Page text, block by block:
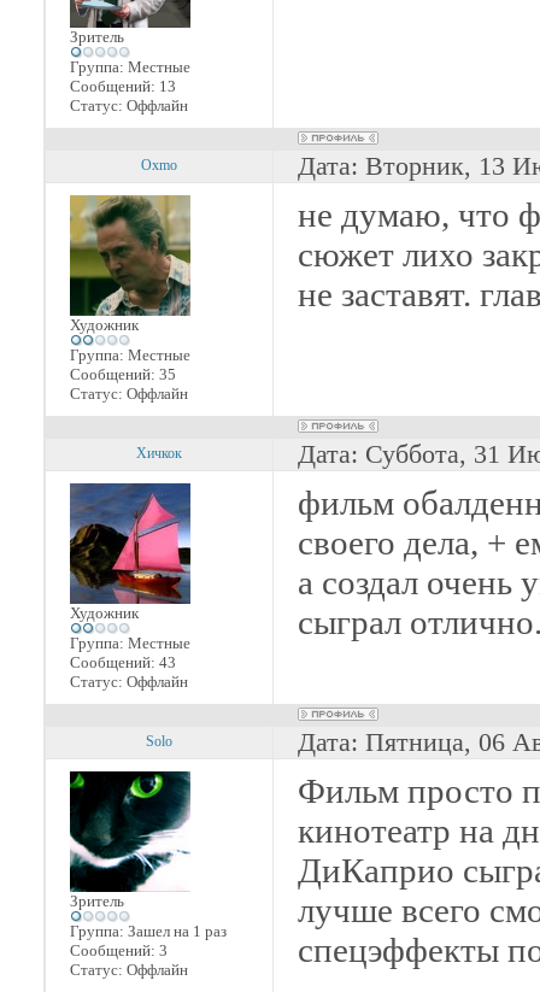
Зритель
Группа: Местные
Сообщений: 13
Статус: Оффлайн
Oxmo Дата: Вторник, 13
Художник
Группа: Местные
Сообщений: 35
Статус: Оффлайн
не думаю, что
сюжет лихо
не заставят.
Хичкок Дата: Суббота, 31
Художник
Группа: Местные
Сообщений: 43
Статус: Оффлайн
фильм
своего дела, +
а создал
сыграл
Solo Дата: Пятница, 06
Зритель
Группа: Зашел на 1 раз
Сообщений: 3
Статус: Оффлайн
Фильм просто
кинотеатр на
ДиКаприо
лучше всего
спецэффекты